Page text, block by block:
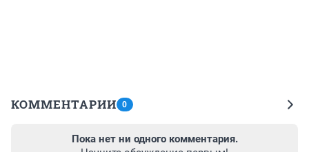
КОММЕНТАРИИ 0
Пока нет ни одного комментария.